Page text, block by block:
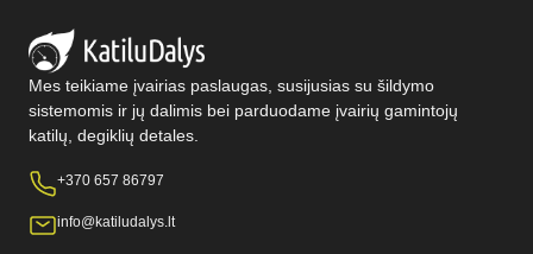
Mes teikiame įvairias paslaugas, susijusias su šildymo
sistemomis ir jų dalimis bei parduodame įvairių gamintojų
katilų, degiklių detales.
+370 657 86797
info@katiludalys.lt